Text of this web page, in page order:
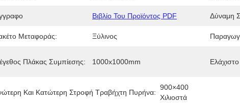
Βιβλίο Του Προϊόντος PDF Δύναμη
Μεταφοράς: Ξύλινος
Πλάκας Συμπίεσης: 1000x1000mm
Και Κατώτερη Στροφή Τραβήχτη Πυρήνα:
900×400
Χιλιοστά